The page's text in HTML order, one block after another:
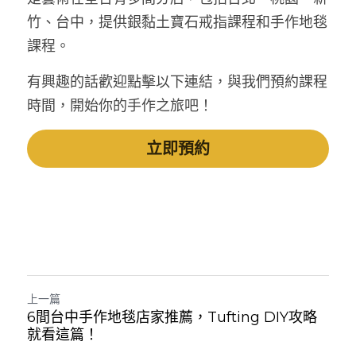
竹、台中，提供銀黏土寶石戒指課程和手作地毯
課程。
有興趣的話歡迎點擊以下連結，與我們預約課程
時間，開始你的手作之旅吧！
立即預約
上一篇
6間台中手作地毯店家推薦，Tufting DIY攻略
就看這篇！